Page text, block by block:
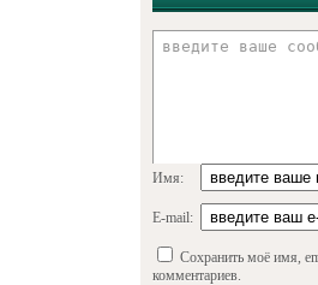
Имя:
E-mail:
Сохранить моё имя,
комментариев.